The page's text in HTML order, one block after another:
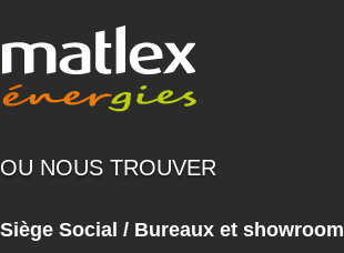
OU NOUS TROUVER
Siège Social / Bureaux et showroom